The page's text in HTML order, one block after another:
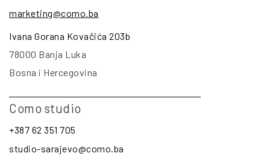
marketing@como.ba
Ivana Gorana Kovačića 203b
78000 Banja Luka
Bosna i Hercegovina
Como studio
+387 62 351 705
studio-sarajevo@como.ba